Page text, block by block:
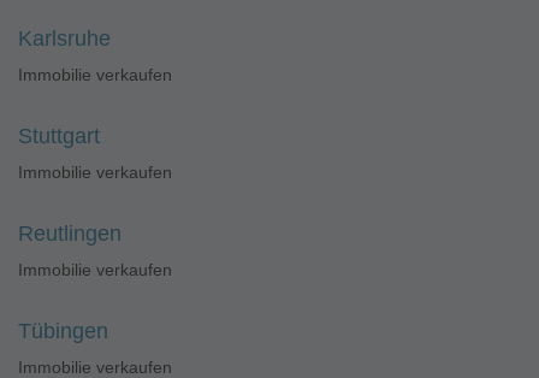
Karlsruhe
Immobilie verkaufen
Stuttgart
Immobilie verkaufen
Reutlingen
Immobilie verkaufen
Tübingen
Immobilie verkaufen